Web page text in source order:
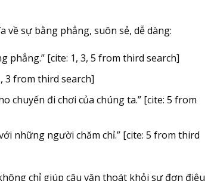
về sự bằng phẳng, suôn sẻ, dễ dàng:
phẳng.” [cite: 1, 3, 5 from third search]
3 from third search]
chuyến đi chơi của chúng ta.” [cite: 5 from
những người chăm chỉ.” [cite: 5 from third
chỉ giúp câu văn thoát khỏi sự đơn điệu